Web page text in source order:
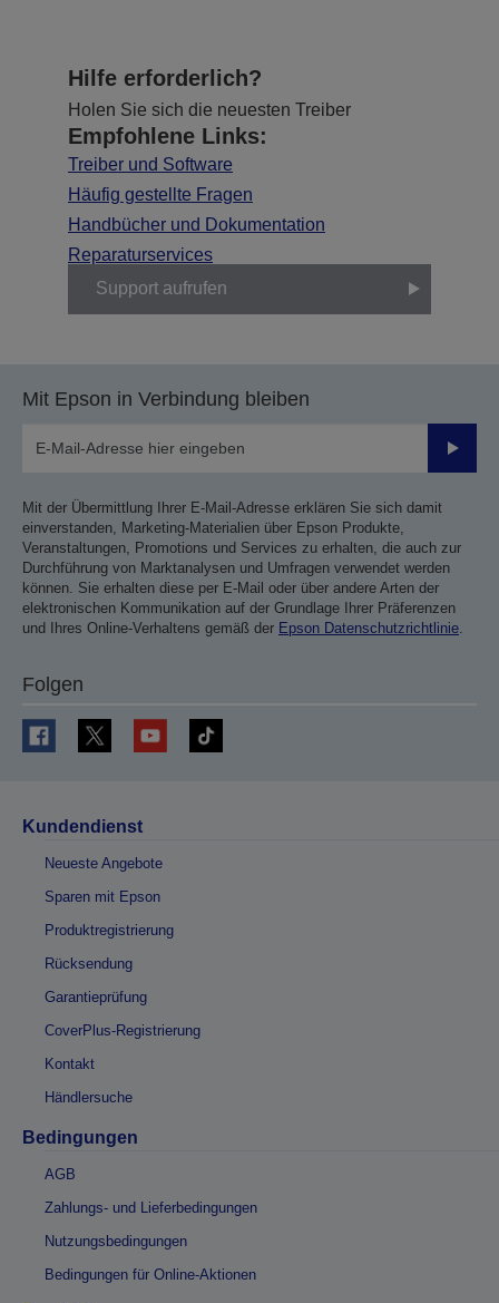
Hilfe erforderlich?
Holen Sie sich die neuesten Treiber
Empfohlene Links:
Treiber und Software
Häufig gestellte Fragen
Handbücher und Dokumentation
Reparaturservices
Support aufrufen
Mit Epson in Verbindung bleiben
Mit der Übermittlung Ihrer E-Mail-Adresse erklären Sie sich damit
einverstanden, Marketing-Materialien über Epson Produkte,
Veranstaltungen, Promotions und Services zu erhalten, die auch zur
Durchführung von Marktanalysen und Umfragen verwendet werden
können. Sie erhalten diese per E-Mail oder über andere Arten der
elektronischen Kommunikation auf der Grundlage Ihrer Präferenzen
und Ihres Online-Verhaltens gemäß der Epson Datenschutzrichtlinie
Folgen
Kundendienst
Neueste Angebote
Sparen mit Epson
Produktregistrierung
Rücksendung
Garantieprüfung
CoverPlus-Registrierung
Kontakt
Händlersuche
Bedingungen
AGB
Zahlungs- und Lieferbedingungen
Nutzungsbedingungen
Bedingungen für Online-Aktionen